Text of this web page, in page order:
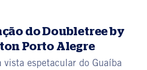
do Doubletree by
Porto Alegre
vista espetacular do Guaíba